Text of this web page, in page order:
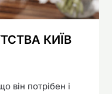
КИЇВ
він потрібен і